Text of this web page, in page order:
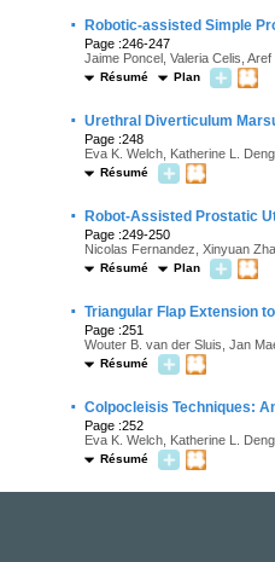
· Robotic-assisted Simple
Page :246-247
Jaime Poncel, Valeria Celis,
Résumé Plan
· Urethral Diverticulum
Page :248
Eva K. Welch, Katherine L.
Résumé
· Robot-Assisted Prostatic
Page :249-250
Nicolas Fernandez, Xinyuan
Résumé Plan
· Triangular Flap Extension
Page :251
Wouter B. van der Sluis, Jan
Résumé
· Colpocleisis Techniques:
Page :252
Eva K. Welch, Katherine L.
Résumé